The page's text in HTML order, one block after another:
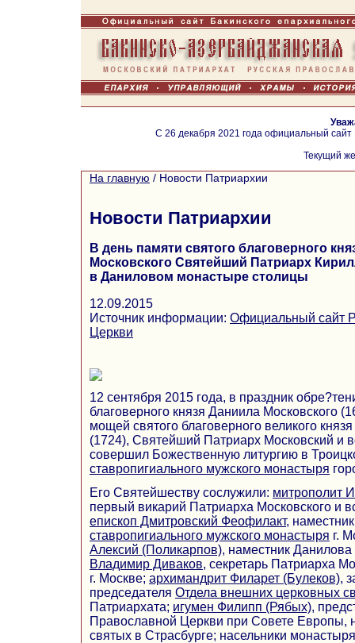
С 26 декабря 2021 года официальный
Текущий
На главную / Новости Патриархии
Новости Патриархии
В день памяти святого благоверного
Московского Святейший Патриарх
в Даниловом монастыре столицы
12.09.2015
Источник информации: Официальный сайт
Церкви
12 сентября 2015 года, в праздник
благоверного князя Даниила Московского
мощей святого благоверного великого
(1724), Святейший Патриарх Московский и
совершил Божественную литургию в
ставропигиального мужского монастыря
Его Святейшеству сослужили: митрополит
первый викарий Патриарха Московского и
епископ Дмитровский Феофилакт,
ставропигиального мужского монастыря г.
Алексий (Поликарпов), наместник
Владимир Диваков, секретарь Патриарха
г. Москве; архимандрит Филарет (Булеков),
председателя Отдела внешних церковных
Патриархата; игумен Филипп (Рябых),
Православной Церкви при Совете Европы,
святых в Страсбурге; насельники